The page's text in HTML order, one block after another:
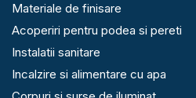
Materiale de finisare
Acoperiri pentru podea si pereti
Instalatii sanitare
Incalzire si alimentare cu apa